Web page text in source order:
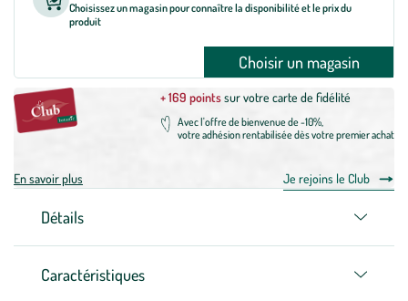
Choisissez un magasin pour connaître la disponibilité et le prix du
produit
Choisir un magasin
+ 169 pointssur votre carte de fidélité
Avec l'offre de bienvenue de -10%,
votre adhésion rentabilisée dès votre premier achat
En savoir plus Je rejoins le Club
Détails
Caractéristiques